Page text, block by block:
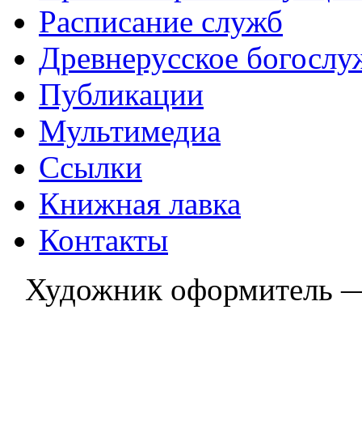
Расписание служб
Древнерусское
Публикации
Мультимедиа
Ссылки
Книжная лавка
Контакты
Художник оформитель